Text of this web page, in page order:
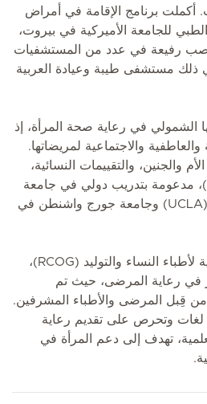
أكملت برنامج الإقامة في أمراض
للجامعة الأميركية في بيروت،
رفيعة في عدد من المستشفيات
ذلك مستشفى طيبة وعيادة العربية
الشمولي في رعاية صحة المرأة، إذ
والاجتماعية لمريضاتها.
والجنين، والتقييمات النسائية،
واستشارات الإخصاب (IVF)، مدعومة بتدريب دولي في جامعة
كاليفورنيا – لوس أنجلوس (UCLA) وجامعة جورج واشنطن في
وهي عضو في الكلية الملكية لأطباء النساء والتوليد (RCOG)،
في رعاية المرضى، حيث تم
من قِبل المرضى والأطباء المشرفين.
وتحرص على تقديم رعاية
تهدف إلى دعم المرأة في